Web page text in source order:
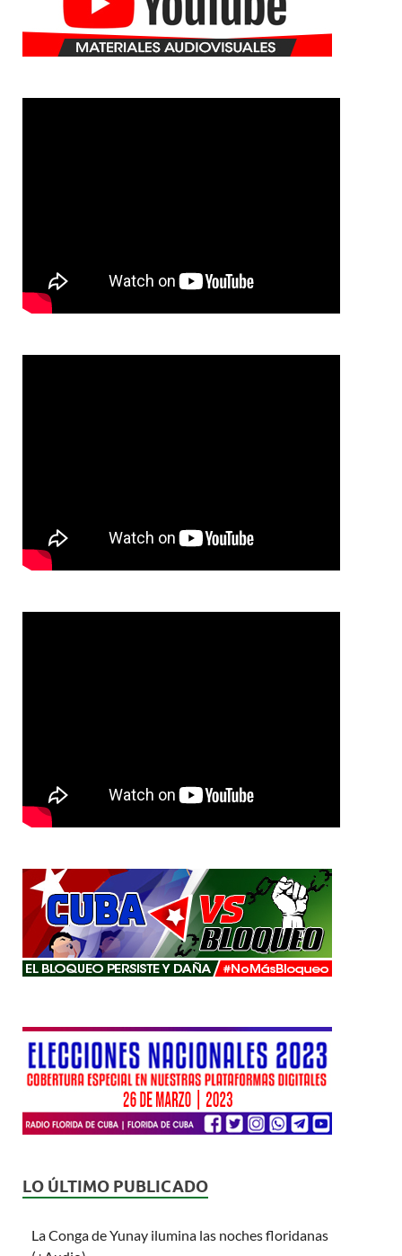
LO ÚLTIMO PUBLICADO
La Conga de Yunay ilumina las noches floridanas